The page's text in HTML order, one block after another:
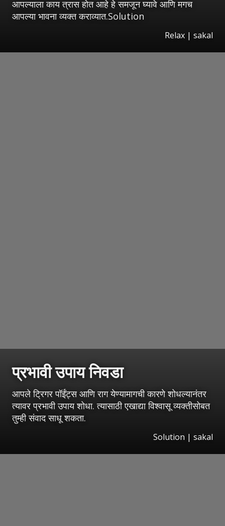
आपल्याला काय त्रास होत आहे हे समजून घ्यावे आणि मगच
आपल्या भावना व्यक्त कराव्यात.Solution
Relax | sakal
प्रभावी उपाय निवडा
आपले ट्रिगर पॉईंट्स आणि राग येण्यामागची कारणे शोधल्यानंतर
त्यावर प्रभावी उपाय शोधा. त्यासाठी एखाद्या विश्वासू व्यक्तीसोबत
तुम्ही संवाद साधू शकता.
Solution | sakal